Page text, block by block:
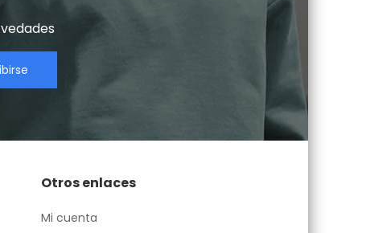
Otros enlaces
Mi cuenta